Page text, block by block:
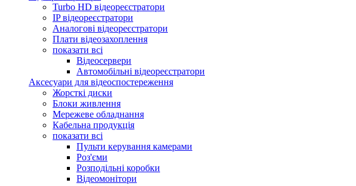
Turbo HD відеореєстратори
IP відеореєстратори
Аналогові відеореєстратори
Плати відеозахоплення
показати всі
Відеосервери
Автомобільні відеореєстратори
Аксесуари для відеоспостереження
Жорсткі диски
Блоки живлення
Мережеве обладнання
Кабельна продукція
показати всі
Пульти керування камерами
Роз'єми
Розподільні коробки
Відеомонітори